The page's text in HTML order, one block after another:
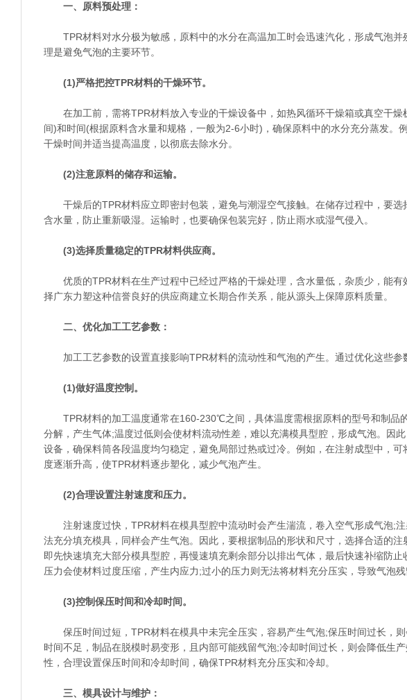
一、原料预处理：
TPR材料对水分极为敏感，原料中的水分在高温加工时会迅速汽化，形成气泡并
理是避免气泡的主要环节。
(1)严格把控TPR材料的干燥环节。
在加工前，需将TPR材料放入专业的干燥设备中，如热风循环干燥箱或真空干燥
间)和时间(根据原料含水量和规格，一般为2-6小时)，确保原料中的水分充分蒸发。
干燥时间并适当提高温度，以彻底去除水分。
(2)注意原料的储存和运输。
干燥后的TPR材料应立即密封包装，避免与潮湿空气接触。在储存过程中，要选
含水量，防止重新吸湿。运输时，也要确保包装完好，防止雨水或湿气侵入。
(3)选择质量稳定的TPR材料供应商。
优质的TPR材料在生产过程中已经过严格的干燥处理，含水量低，杂质少，能有
择广东力塑这种信誉良好的供应商建立长期合作关系，能从源头上保障原料质量。
二、优化加工工艺参数：
加工工艺参数的设置直接影响TPR材料的流动性和气泡的产生。通过优化这些参
(1)做好温度控制。
TPR材料的加工温度通常在160-230℃之间，具体温度需根据原料的型号和制品
分解，产生气体;温度过低则会使材料流动性差，难以充满模具型腔，形成气泡。因
设备，确保料筒各段温度均匀稳定，避免局部过热或过冷。例如，在注射成型中，
度逐渐升高，使TPR材料逐步塑化，减少气泡产生。
(2)合理设置注射速度和压力。
注射速度过快，TPR材料在模具型腔中流动时会产生湍流，卷入空气形成气泡;注
法充分填充模具，同样会产生气泡。因此，要根据制品的形状和尺寸，选择合适的注
即先快速填充大部分模具型腔，再慢速填充剩余部分以排出气体，最后快速补缩防
压力会使材料过度压缩，产生内应力;过小的压力则无法将材料充分压实，导致气泡残
(3)控制保压时间和冷却时间。
保压时间过短，TPR材料在模具中未完全压实，容易产生气泡;保压时间过长，则
时间不足，制品在脱模时易变形，且内部可能残留气泡;冷却时间过长，则会降低生
性，合理设置保压时间和冷却时间，确保TPR材料充分压实和冷却。
三、模具设计与维护：